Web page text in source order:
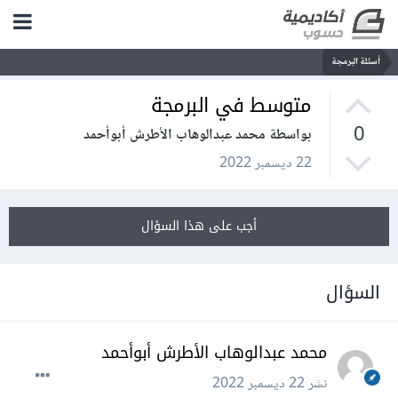
أسئلة البرمجة
0
متوسط في البرمجة
بواسطة محمد عبدالوهاب الأطرش أبوأحمد
22 ديسمبر 2022
أجب على هذا السؤال
السؤال
محمد عبدالوهاب الأطرش أبوأحمد
نشر22 ديسمبر 2022